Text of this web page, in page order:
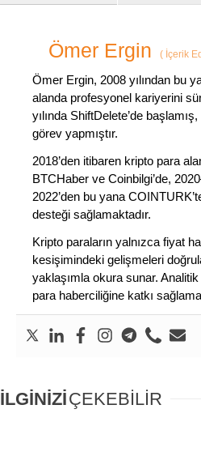
Ömer Ergin ( İçerik
Ömer Ergin, 2008 yılından bu
alanda profesyonel kariyerini
yılında ShiftDelete’de
görev yapmıştır.
2018’den itibaren kripto para
BTCHaber ve Coinbilgi’de,
2022’den bu yana
desteği sağlamaktadır.
Kripto paraların yalnızca fiyat
kesişimindeki gelişmeleri
yaklaşımla okura sunar.
para haberciliğine katkı
İLGİNİZİÇEKEBİLİR